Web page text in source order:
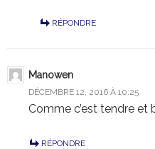
RÉPONDRE
Manowen
DÉCEMBRE 12, 2016 À 10:25
Comme c’est tendre et
RÉPONDRE